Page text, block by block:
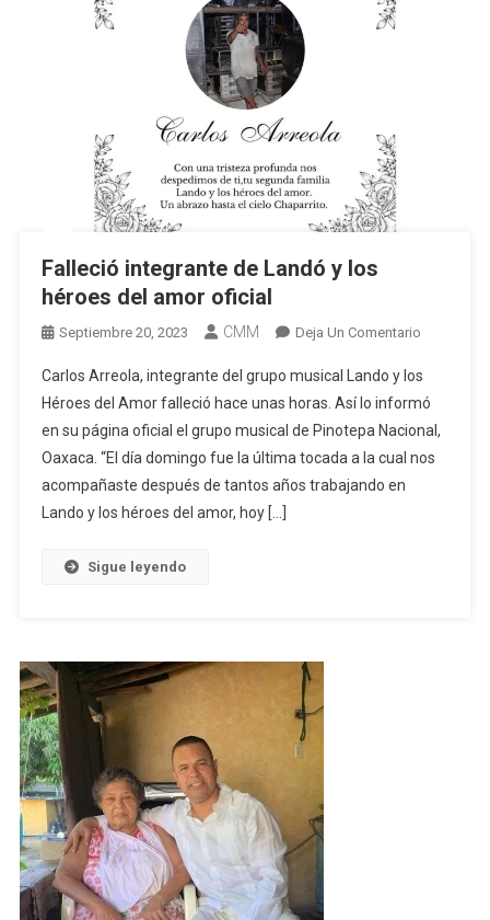
Falleció integrante de Landó y los
héroes del amor oficial
Septiembre 20, 2023 CMM Deja Un ComentarioEn
Integrante
De
Landó
Y
Carlos Arreola, integrante del grupo musical Lando y los
Héroes del Amor falleció hace unas horas. Así lo informó
en su página oficial el grupo musical de Pinotepa Nacional,
Oaxaca. “El día domingo fue la última tocada a la cual nos
acompañaste después de tantos años trabajando en
Lando y los héroes del amor, hoy […]
Sigue leyendo